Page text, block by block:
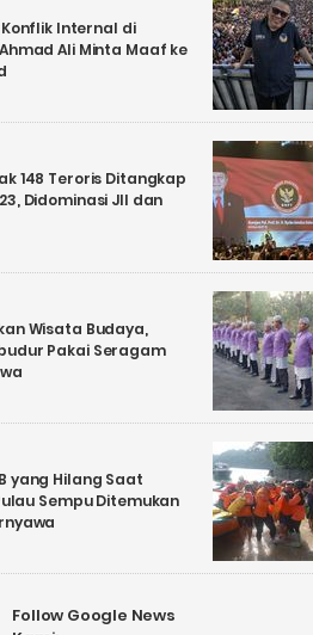
Internal di
Ali Minta Maaf ke
148 Teroris Ditangkap
Didominasi JII dan
Wisata Budaya,
Pakai Seragam
yang Hilang Saat
Sempu Ditemukan
Follow Google News